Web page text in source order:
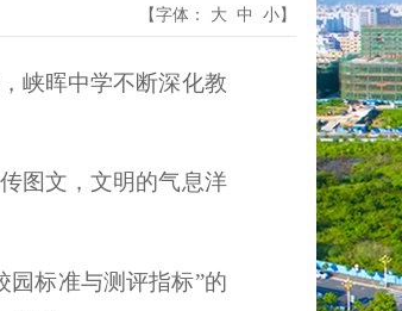
【字体： 大 中 小】
峡晖中学不断深化教
图文，文明的气息洋
园标准与测评指标”的